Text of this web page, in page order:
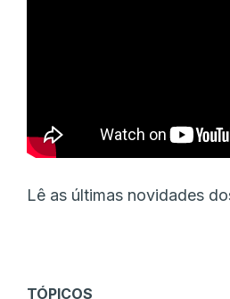
Lê as últimas novidades
TÓPICOS